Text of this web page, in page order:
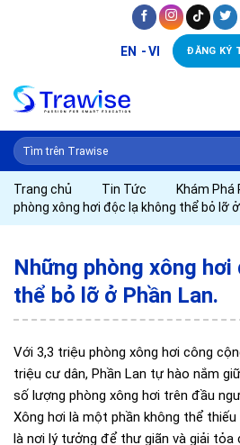
EN VI ĐĂNG KÝ
Trang chủ Tin Tức Khám Phá
phòng xông hơi độc lạ không thể bỏ lỡ ở
Những phòng xông
thể bỏ lỡ ở Phần Lan.
Với 3,3 triệu phòng xông hơi công
triệu cư dân, Phần Lan tự hào nắm
số lượng phòng xông hơi trên đầu
Xông hơi là một phần không thể
là nơi lý tưởng để thư giãn và giải tỏa